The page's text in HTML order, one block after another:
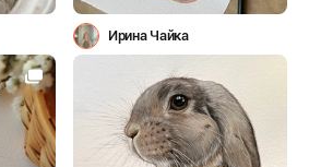
Ирина Чайка